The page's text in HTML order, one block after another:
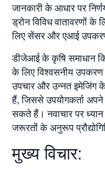
जानकारी के आधार पर
ड्रोन विविध वातावरणों के
लिए सेंसर और एआई
डीजेआई के कृषि समाधान
के लिए विश्वसनीय
उपचार और उन्नत इमेजिंग
हैं, जिससे उपयोगकर्ता
सकते हैं। नवाचार पर
जरूरतों के अनुरूप
मुख्य विचार: